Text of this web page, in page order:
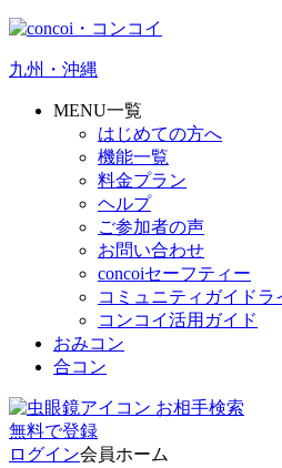
九州・沖縄
MENU一覧
はじめての方へ
機能一覧
料金プラン
ヘルプ
ご参加者の声
お問い合わせ
concoiセーフティー
コミュニティガイドラ
コンコイ活用ガイド
おみコン
合コン
お相手検索
無料で登録
ログイン会員ホーム